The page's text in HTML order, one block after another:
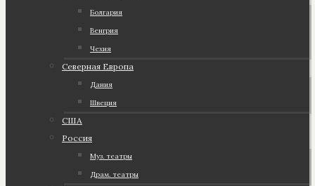
Болгария
Венгрия
Чехия
Северная Европа
Дания
Швеция
США
Россия
Муз. театры
Драм. театры